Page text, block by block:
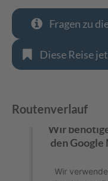
Fragen zu
Diese Reise
Routenverlauf
Wir
den Google
Wir